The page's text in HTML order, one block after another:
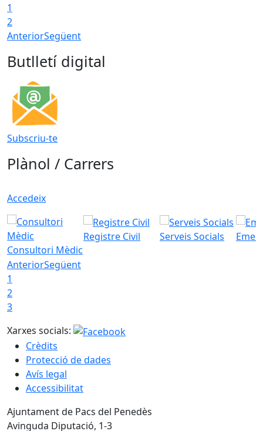
1
2
AnteriorSegüent
Butlletí digital
Subscriu-te
Plànol / Carrers
Accedeix
Consultori Mèdic
Registre Civil Serveis Socials
AnteriorSegüent
1
2
3
Xarxes socials:
Crèdits
Protecció de dades
Avís legal
Accessibilitat
Ajuntament de Pacs del Penedès
Avinguda Diputació, 1-3